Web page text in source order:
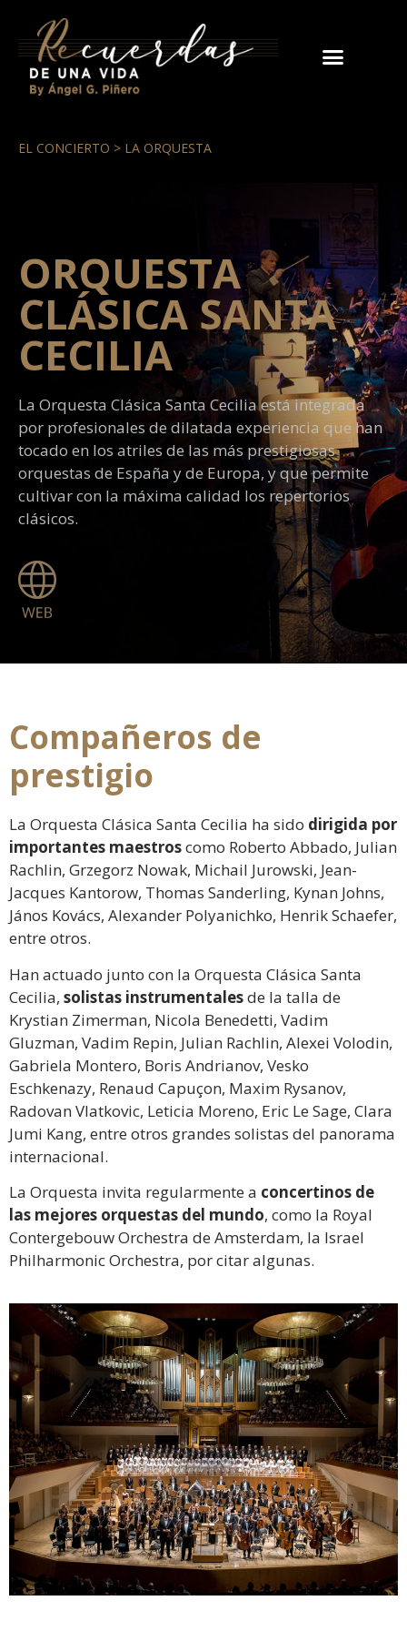
EL CONCIERTO > LA ORQUESTA
ORQUESTA
CLÁSICA SANTA
CECILIA
La Orquesta Clásica Santa Cecilia está integrada
por profesionales de dilatada experiencia que han
tocado en los atriles de las más prestigiosas
orquestas de España y de Europa, y que permite
cultivar con la máxima calidad los repertorios
clásicos.
Compañeros de
prestigio
La Orquesta Clásica Santa Cecilia ha sido dirigida por
importantes maestroscomo Roberto Abbado, Julian
Rachlin, Grzegorz Nowak, Michail Jurowski, Jean-
Jacques Kantorow, Thomas Sanderling, Kynan Johns,
János Kovács, Alexander Polyanichko, Henrik Schaefer,
entre otros.
Han actuado junto con la Orquesta Clásica Santa
Cecilia, solistas instrumentalesde la talla de
Krystian Zimerman, Nicola Benedetti, Vadim
Gluzman, Vadim Repin, Julian Rachlin, Alexei Volodin,
Gabriela Montero, Boris Andrianov, Vesko
Eschkenazy, Renaud Capuçon, Maxim Rysanov,
Radovan Vlatkovic, Leticia Moreno, Eric Le Sage, Clara
Jumi Kang, entre otros grandes solistas del panorama
internacional.
La Orquesta invita regularmente a concertinos de
las mejores orquestas del mundo, como la Royal
Contergebouw Orchestra de Amsterdam, la Israel
Philharmonic Orchestra, por citar algunas.